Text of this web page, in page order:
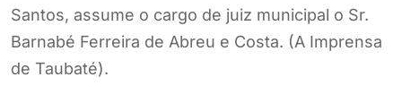
Santos, assume o cargo de juiz municipal o Sr.
Barnabé Ferreira de Abreu e Costa. (A Imprensa
de Taubaté).